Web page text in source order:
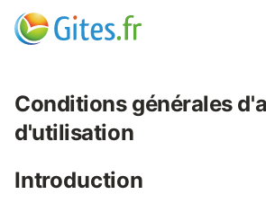
Conditions générales
d'utilisation
Introduction